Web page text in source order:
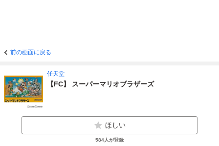
前の画面に戻る
任天堂
【FC】 スーパーマリオブラザーズ
ほしい
584人が登録